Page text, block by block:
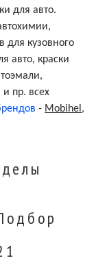
1964/CHA
для авто.
для кузовного
авто, краски
и пр. всех
- Mobihel ,